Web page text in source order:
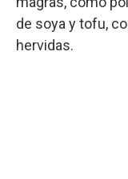
de soya y tofu,
hervidas.